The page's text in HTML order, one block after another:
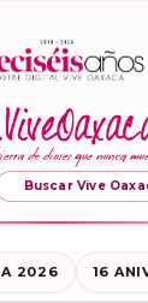
Buscar Vive
2026 16